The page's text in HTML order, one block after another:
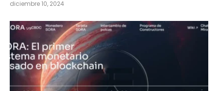
diciembre 10, 2024